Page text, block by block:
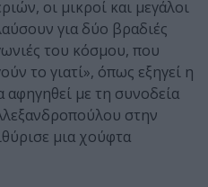
οι μικροί και μεγάλοι
για δύο βραδιές
του κόσμου, που
το γιατί», όπως εξηγεί η
με τη συνοδεία
στην
μια χούφτα